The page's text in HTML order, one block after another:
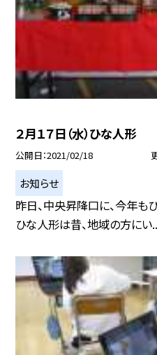
２月１７日（水）ひな人形
公開日 2021/02/18
お知らせ
昨日、中央昇降口に、今年も
ひな人形は昔、地域の方にい